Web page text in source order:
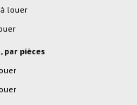
louer
par pièces